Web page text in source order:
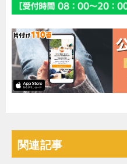
関連記事